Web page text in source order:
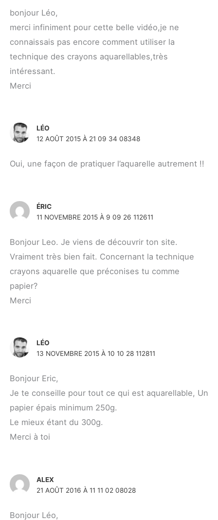
bonjour Léo,
merci infiniment pour cette belle vidéo,je ne
connaissais pas encore comment utiliser la
technique des crayons aquarellables,très
intéressant.
Merci
LÉO
12 AOÛT 2015 À 21 09 34 08348
Oui, une façon de pratiquer l’aquarelle autrement !!
ÉRIC
11 NOVEMBRE 2015 À 9 09 26 112611
Bonjour Leo. Je viens de découvrir ton site.
Vraiment très bien fait. Concernant la technique
crayons aquarelle que préconises tu comme
papier?
Merci
LÉO
13 NOVEMBRE 2015 À 10 10 28 112811
Bonjour Eric,
Je te conseille pour tout ce qui est aquarellable, Un
papier épais minimum 250g.
Le mieux étant du 300g.
Merci à toi
ALEX
21 AOÛT 2016 À 11 11 02 08028
Bonjour Léo,